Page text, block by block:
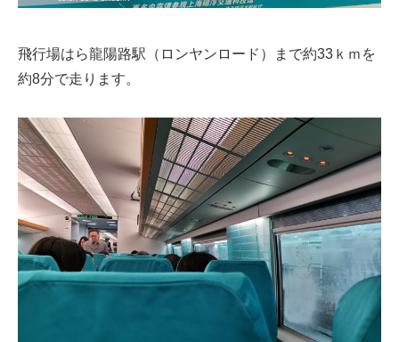
飛行場はら龍陽路駅（ロンヤンロード）まで約33ｋｍを
約8分で走ります。